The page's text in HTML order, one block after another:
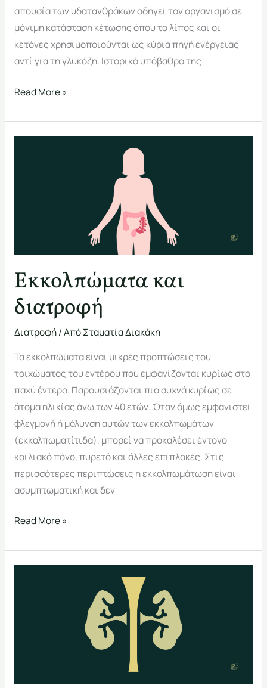
απουσία των υδατανθράκων οδηγεί τον οργανισμό σε
μόνιμη κατάσταση κέτωσης όπου το λίπος και οι
κετόνες χρησιμοποιούνται ως κύρια πηγή ενέργειας
αντί για τη γλυκόζη. Ιστορικό υπόβαθρο της
Read More »
Εκκολπώματα και
διατροφή
Διατροφή/ ΑπόΣταματία Διακάκη
Τα εκκολπώματα είναι μικρές προπτώσεις του
τοιχώματος του εντέρου που εμφανίζονται κυρίως στο
παχύ έντερο. Παρουσιάζονται πιο συχνά κυρίως σε
άτομα ηλικίας άνω των 40 ετών. Όταν όμως εμφανιστεί
φλεγμονή ή μόλυνση αυτών των εκκολπωμάτων
(εκκολπωματίτιδα), μπορεί να προκαλέσει έντονο
κοιλιακό πόνο, πυρετό και άλλες επιπλοκές. Στις
περισσότερες περιπτώσεις η εκκολπωμάτωση είναι
ασυμπτωματική και δεν
Read More »